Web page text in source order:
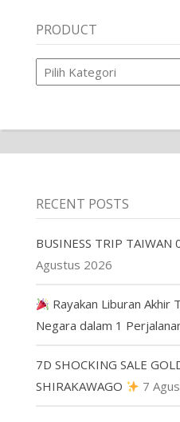
PRODUCT
Product
RECENT POSTS
BUSINESS TRIP
Agustus 2026
Rayakan Liburan Akhir
Negara dalam 1
7D SHOCKING SALE
SHIRAKAWAGO
7